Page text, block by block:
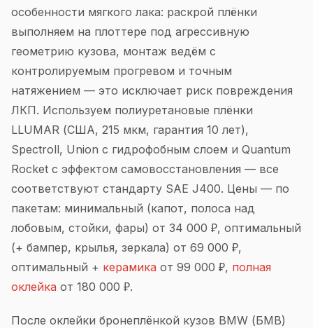
особенности мягкого лака: раскрой плёнки
выполняем на плоттере под агрессивную
геометрию кузова, монтаж ведём с
контролируемым прогревом и точным
натяжением — это исключает риск повреждения
ЛКП. Используем полиуретановые плёнки
LLUMAR (США, 215 мкм, гарантия 10 лет),
Spectroll, Union с гидрофобным слоем и Quantum
Rocket с эффектом самовосстановления — все
соответствуют стандарту SAE J400. Цены — по
пакетам: минимальный (капот, полоса над
лобовым, стойки, фары) от 34 000 ₽, оптимальный
(+ бампер, крылья, зеркала) от 69 000 ₽,
оптимальный + керамика от 99 000 ₽, полная
оклейка от 180 000 ₽.
После оклейки бронеплёнкой кузов BMW (БМВ)